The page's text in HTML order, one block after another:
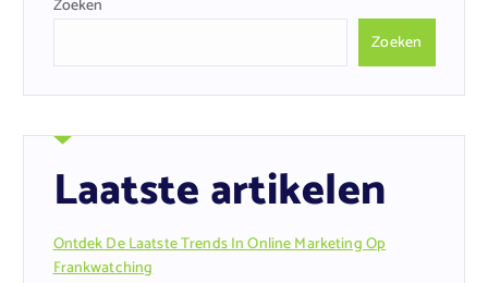
Zoeken
Zoeken
Laatste artikelen
Ontdek De Laatste Trends In Online Marketing Op
Frankwatching